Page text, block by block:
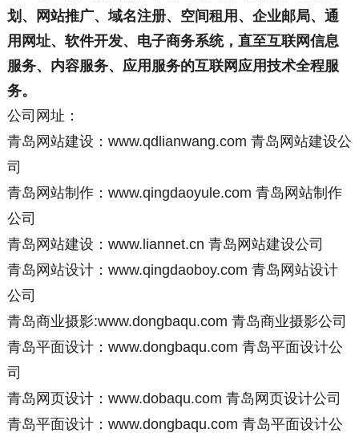
划、网站推广、域名注册、空间租用、企业邮局、通
用网址、软件开发、电子商务系统，直至互联网信息
服务、内容服务、应用服务的互联网应用技术全程服
务。
公司网址：
青岛网站建设：www.qdlianwang.com 青岛网站建设公
司
青岛网站制作：www.qingdaoyule.com 青岛网站制作
公司
青岛网站建设：www.liannet.cn 青岛网站建设公司
青岛网站设计：www.qingdaoboy.com 青岛网站设计
公司
青岛商业摄影:www.dongbaqu.com 青岛商业摄影公司
青岛平面设计：www.dongbaqu.com 青岛平面设计公
司
青岛网页设计：www.dobaqu.com 青岛网页设计公司
青岛平面设计：www.dongbaqu.com 青岛平面设计公